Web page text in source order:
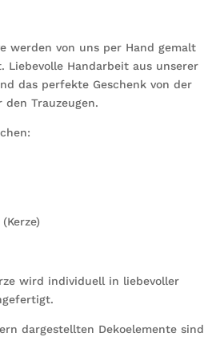
werden von uns per Hand gemalt
Handarbeit aus unserer
das perfekte Geschenk von der
den Trauzeugen.
wird individuell in liebevoller
dargestellten Dekoelemente sind